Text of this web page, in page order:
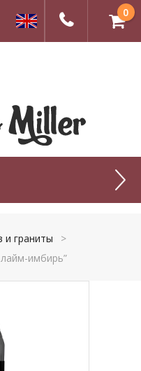
333-
(495)
77-99
0
и граниты
>
имбирь”